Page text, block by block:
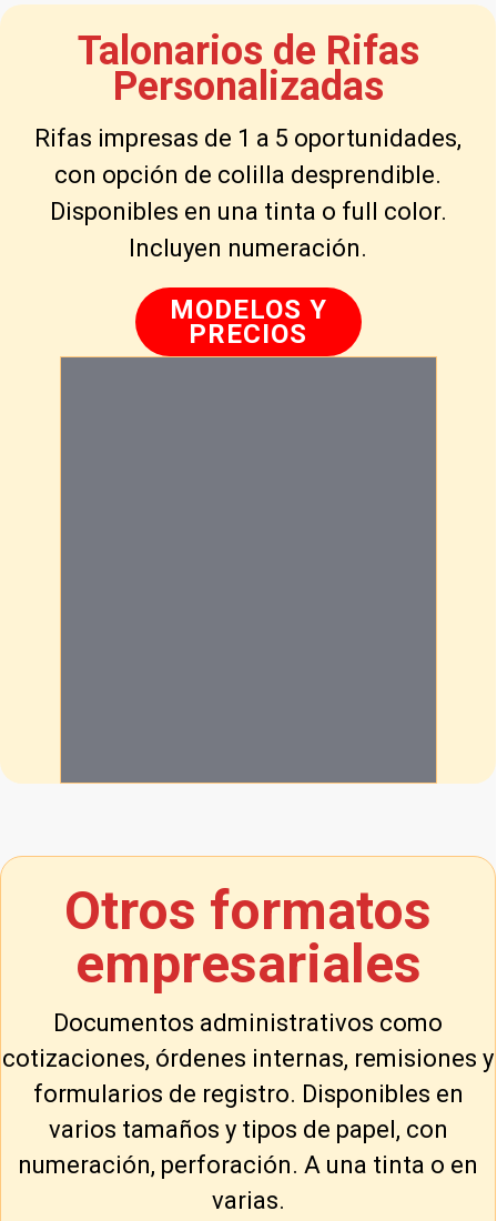
Talonarios de Rifas
Personalizadas
Rifas impresas de 1 a 5 oportunidades,
con opción de colilla desprendible.
Disponibles en una tinta o full color.
Incluyen numeración.
MODELOS Y
PRECIOS
Otros formatos
empresariales
Documentos administrativos como
cotizaciones, órdenes internas, remisiones y
formularios de registro. Disponibles en
varios tamaños y tipos de papel, con
numeración, perforación. A una tinta o en
varias.